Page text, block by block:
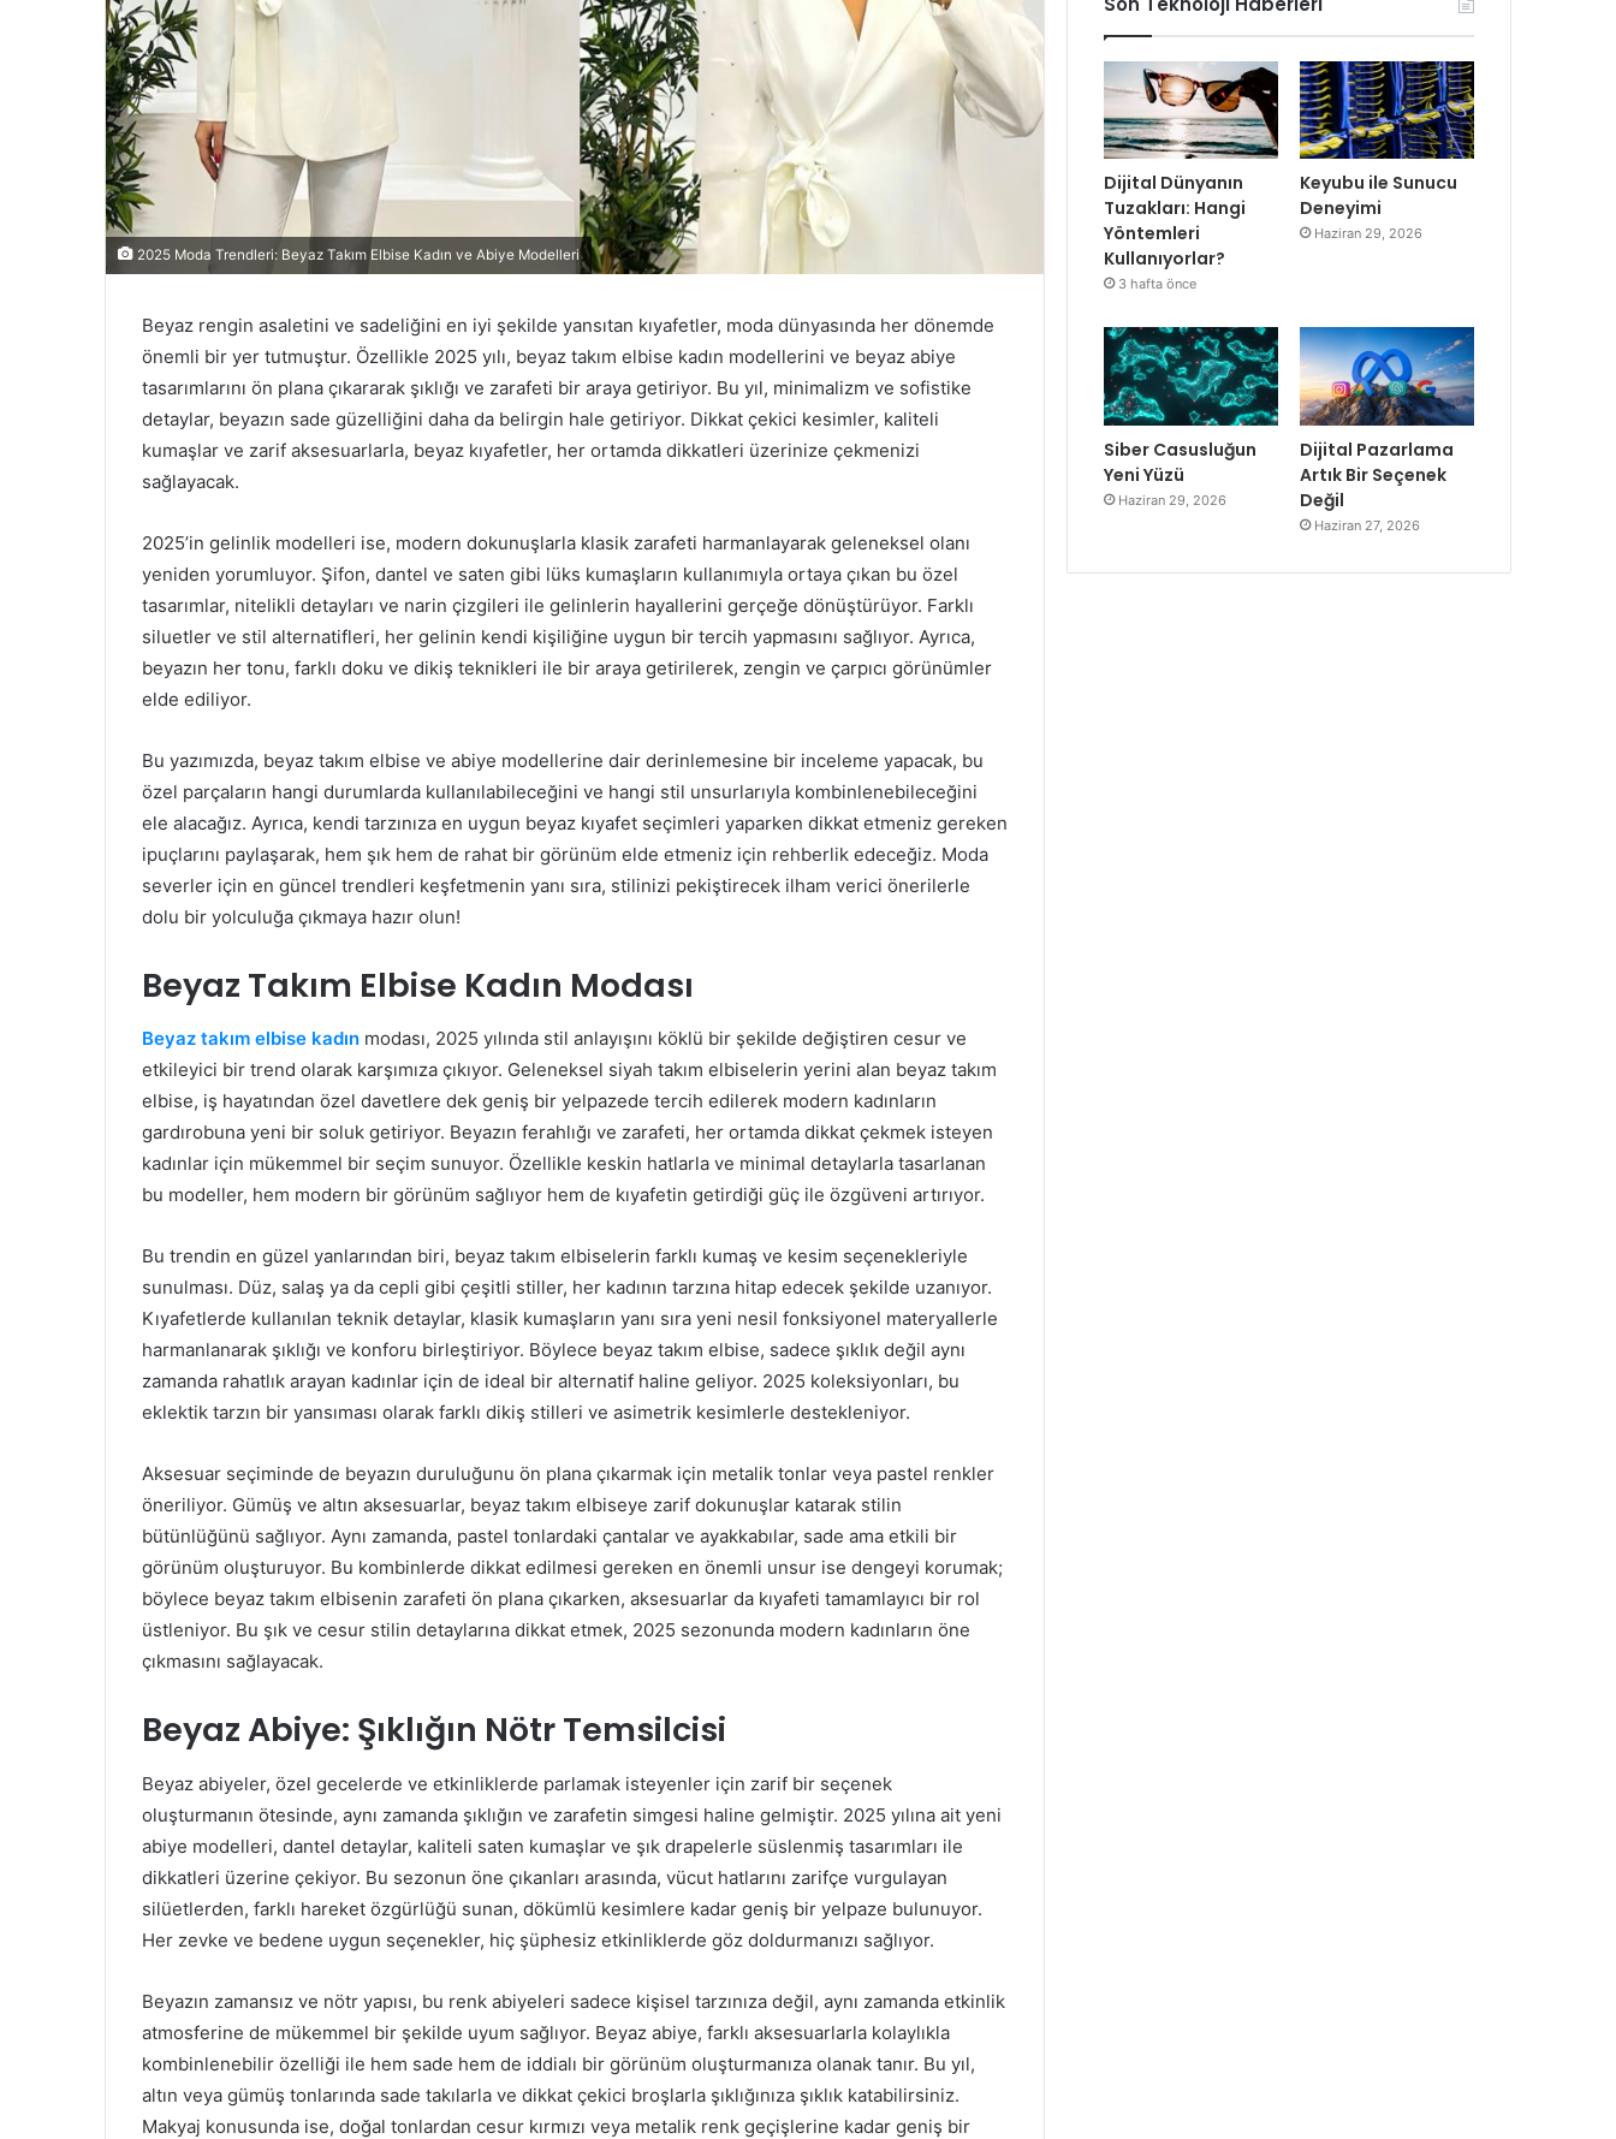
2025 Moda Trendleri: Beyaz Takım Elbise Kadın ve Abiye Modelleri
Beyaz rengin asaletini ve sadeliğini en iyi şekilde yansıtan kıyafetler, moda dünyasında her dönemde
önemli bir yer tutmuştur. Özellikle 2025 yılı, beyaz takım elbise kadın modellerini ve beyaz abiye
tasarımlarını ön plana çıkararak şıklığı ve zarafeti bir araya getiriyor. Bu yıl, minimalizm ve sofistike
detaylar, beyazın sade güzelliğini daha da belirgin hale getiriyor. Dikkat çekici kesimler, kaliteli
kumaşlar ve zarif aksesuarlarla, beyaz kıyafetler, her ortamda dikkatleri üzerinize çekmenizi
sağlayacak.
2025’in gelinlik modelleri ise, modern dokunuşlarla klasik zarafeti harmanlayarak geleneksel olanı
yeniden yorumluyor. Şifon, dantel ve saten gibi lüks kumaşların kullanımıyla ortaya çıkan bu özel
tasarımlar, nitelikli detayları ve narin çizgileri ile gelinlerin hayallerini gerçeğe dönüştürüyor. Farklı
siluetler ve stil alternatifleri, her gelinin kendi kişiliğine uygun bir tercih yapmasını sağlıyor. Ayrıca,
beyazın her tonu, farklı doku ve dikiş teknikleri ile bir araya getirilerek, zengin ve çarpıcı görünümler
elde ediliyor.
Bu yazımızda, beyaz takım elbise ve abiye modellerine dair derinlemesine bir inceleme yapacak, bu
özel parçaların hangi durumlarda kullanılabileceğini ve hangi stil unsurlarıyla kombinlenebileceğini
ele alacağız. Ayrıca, kendi tarzınıza en uygun beyaz kıyafet seçimleri yaparken dikkat etmeniz gereken
ipuçlarını paylaşarak, hem şık hem de rahat bir görünüm elde etmeniz için rehberlik edeceğiz. Moda
severler için en güncel trendleri keşfetmenin yanı sıra, stilinizi pekiştirecek ilham verici önerilerle
dolu bir yolculuğa çıkmaya hazır olun!
Beyaz Takım Elbise Kadın Modası
Beyaz takım elbise kadın modası, 2025 yılında stil anlayışını köklü bir şekilde değiştiren cesur ve
etkileyici bir trend olarak karşımıza çıkıyor. Geleneksel siyah takım elbiselerin yerini alan beyaz takım
elbise, iş hayatından özel davetlere dek geniş bir yelpazede tercih edilerek modern kadınların
gardırobuna yeni bir soluk getiriyor. Beyazın ferahlığı ve zarafeti, her ortamda dikkat çekmek isteyen
kadınlar için mükemmel bir seçim sunuyor. Özellikle keskin hatlarla ve minimal detaylarla tasarlanan
bu modeller, hem modern bir görünüm sağlıyor hem de kıyafetin getirdiği güç ile özgüveni artırıyor.
Bu trendin en güzel yanlarından biri, beyaz takım elbiselerin farklı kumaş ve kesim seçenekleriyle
sunulması. Düz, salaş ya da cepli gibi çeşitli stiller, her kadının tarzına hitap edecek şekilde uzanıyor.
Kıyafetlerde kullanılan teknik detaylar, klasik kumaşların yanı sıra yeni nesil fonksiyonel materyallerle
harmanlanarak şıklığı ve konforu birleştiriyor. Böylece beyaz takım elbise, sadece şıklık değil aynı
zamanda rahatlık arayan kadınlar için de ideal bir alternatif haline geliyor. 2025 koleksiyonları, bu
eklektik tarzın bir yansıması olarak farklı dikiş stilleri ve asimetrik kesimlerle destekleniyor.
Aksesuar seçiminde de beyazın duruluğunu ön plana çıkarmak için metalik tonlar veya pastel renkler
öneriliyor. Gümüş ve altın aksesuarlar, beyaz takım elbiseye zarif dokunuşlar katarak stilin
bütünlüğünü sağlıyor. Aynı zamanda, pastel tonlardaki çantalar ve ayakkabılar, sade ama etkili bir
görünüm oluşturuyor. Bu kombinlerde dikkat edilmesi gereken en önemli unsur ise dengeyi korumak;
böylece beyaz takım elbisenin zarafeti ön plana çıkarken, aksesuarlar da kıyafeti tamamlayıcı bir rol
üstleniyor. Bu şık ve cesur stilin detaylarına dikkat etmek, 2025 sezonunda modern kadınların öne
çıkmasını sağlayacak.
Beyaz Abiye: Şıklığın Nötr Temsilcisi
Beyaz abiyeler, özel gecelerde ve etkinliklerde parlamak isteyenler için zarif bir seçenek
oluşturmanın ötesinde, aynı zamanda şıklığın ve zarafetin simgesi haline gelmiştir. 2025 yılına ait yeni
abiye modelleri, dantel detaylar, kaliteli saten kumaşlar ve şık drapelerle süslenmiş tasarımları ile
dikkatleri üzerine çekiyor. Bu sezonun öne çıkanları arasında, vücut hatlarını zarifçe vurgulayan
silüetlerden, farklı hareket özgürlüğü sunan, dökümlü kesimlere kadar geniş bir yelpaze bulunuyor.
Her zevke ve bedene uygun seçenekler, hiç şüphesiz etkinliklerde göz doldurmanızı sağlıyor.
Beyazın zamansız ve nötr yapısı, bu renk abiyeleri sadece kişisel tarzınıza değil, aynı zamanda etkinlik
atmosferine de mükemmel bir şekilde uyum sağlıyor. Beyaz abiye, farklı aksesuarlarla kolaylıkla
kombinlenebilir özelliği ile hem sade hem de iddialı bir görünüm oluşturmanıza olanak tanır. Bu yıl,
altın veya gümüş tonlarında sade takılarla ve dikkat çekici broşlarla şıklığınıza şıklık katabilirsiniz.
Makyaj konusunda ise, doğal tonlardan cesur kırmızı veya metalik renk geçişlerine kadar geniş bir
Dijital Dünyanın
Tuzakları: Hangi
Yöntemleri
Kullanıyorlar?
3 hafta önce
Keyubu ile Sunucu
Deneyimi
Haziran 29, 2026
Siber Casusluğun
Yeni Yüzü
Haziran 29, 2026
Dijital Pazarlama
Artık Bir Seçenek
Değil
Haziran 27, 2026